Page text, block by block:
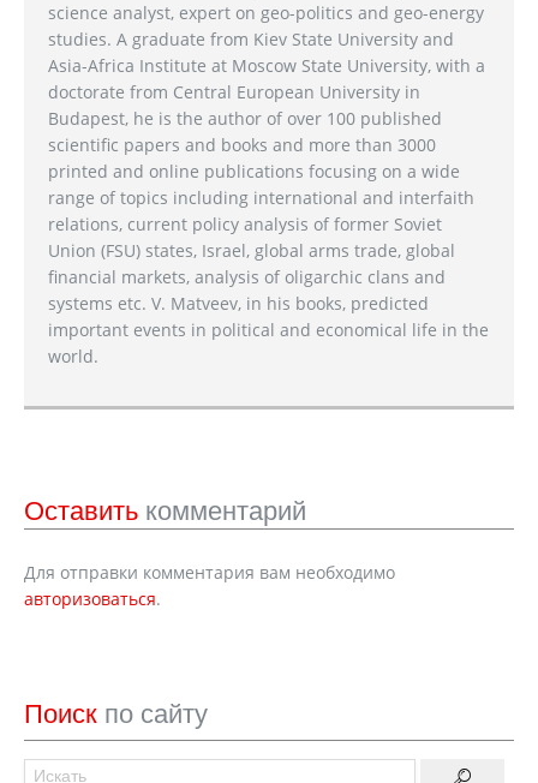
science analyst, expert on geo-politics and geo-energy
studies. A graduate from Kiev State University and
Asia-Africa Institute at Moscow State University, with a
doctorate from Central European University in
Budapest, he is the author of over 100 published
scientific papers and books and more than 3000
printed and online publications focusing on a wide
range of topics including international and interfaith
relations, current policy analysis of former Soviet
Union (FSU) states, Israel, global arms trade, global
financial markets, analysis of oligarchic clans and
systems etc. V. Matveev, in his books, predicted
important events in political and economical life in the
world.
Оставить комментарий
Для отправки комментария вам необходимо
авторизоваться.
Поиск по сайту